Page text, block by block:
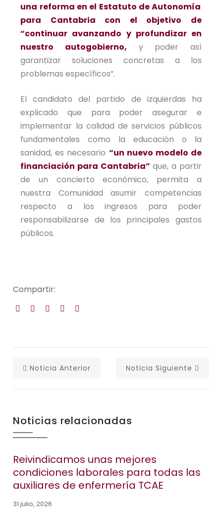
una reforma en el Estatuto de Autonomía
para Cantabria con el objetivo de
“continuar avanzando y profundizar en
nuestro autogobierno, y poder así
garantizar soluciones concretas a los
problemas específicos”.
El candidato del partido de izquierdas ha
explicado que para poder asegurar e
implementar la calidad de servicios públicos
fundamentales como la educación o la
sanidad, es necesario “un nuevo modelo de
financiación para Cantabria” que, a partir
de un concierto económico, permita a
nuestra Comunidad asumir competencias
respecto a los ingresos para poder
responsabilizarse de los principales gastos
públicos.
Compartir:
Noticia Anterior Noticia Siguiente
Noticias relacionadas
Reivindicamos unas mejores
condiciones laborales para todas las
auxiliares de enfermería TCAE
31 julio, 2026